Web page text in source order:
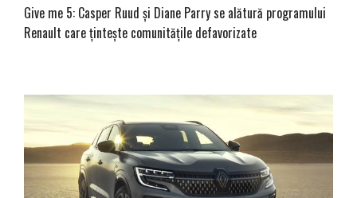
Give me 5: Casper Ruud și Diane Parry se alătură programului
Renault care țintește comunitățile defavorizate